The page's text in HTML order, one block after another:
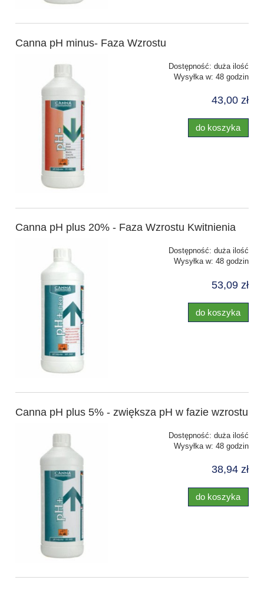
Canna pH minus- Faza Wzrostu
Dostępność: duża ilość
Wysyłka w: 48 godzin
43,00 zł
do koszyka
Canna pH plus 20% - Faza Wzrostu Kwitnienia
Dostępność: duża ilość
Wysyłka w: 48 godzin
53,09 zł
do koszyka
Canna pH plus 5% - zwiększa pH w fazie wzrostu
Dostępność: duża ilość
Wysyłka w: 48 godzin
38,94 zł
do koszyka